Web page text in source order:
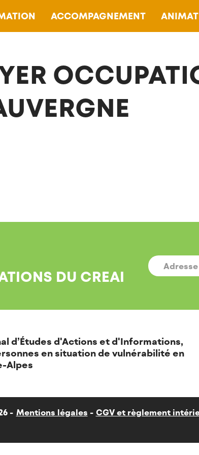
ACCOMPAGNEMENT
DU CREAI
E-
MAIL *
d’Études d'Actions et d'Informations,
en situation de vulnérabilité en
Alpes
- Mentions légales CGV et règlement